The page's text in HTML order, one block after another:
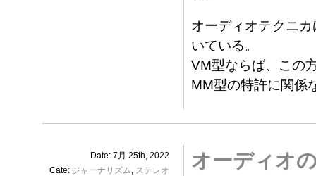
オーディオテクニ
いている。
VM型ならば、この
MM型の特許に関係
Date: 7月 25th, 2022
Cate: ジャーナリズム, ステレオ
オーディオ